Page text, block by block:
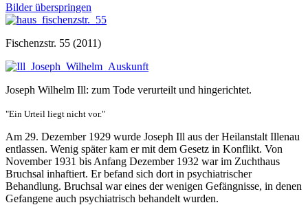
Bilder überspringen
Fischenzstr. 55 (2011)
Joseph Wilhelm Ill: zum Tode verurteilt und hingerichtet.
"Ein Urteil liegt nicht vor."
Am 29. Dezember 1929 wurde Joseph Ill aus der Heilanstalt Illenau
entlassen. Wenig später kam er mit dem Gesetz in Konflikt. Von
November 1931 bis Anfang Dezember 1932 war im Zuchthaus
Bruchsal inhaftiert. Er befand sich dort in psychiatrischer
Behandlung. Bruchsal war eines der wenigen Gefängnisse, in denen
Gefangene auch psychiatrisch behandelt wurden.